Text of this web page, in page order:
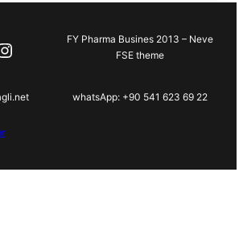
FY Pharma Busines 2013 – Neve
FSE theme
whatsApp: +90 541 623 69 22